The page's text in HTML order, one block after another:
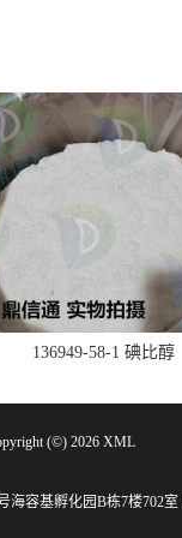
136949-58-1 碘比醇
(©) 2026 XML
海容基孵化园B栋7楼702室